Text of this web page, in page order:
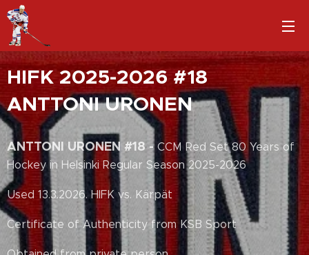
HIFK 2025-2026 #18
ANTTONI URONEN
ANTTONI URONEN #18 - CCM Red Set 80 Years of
Hockey in Helsinki Regular Season 2025-2026
Used 13.3.2026. HIFK vs. Kärpät
Certificate of Authenticity from KSB Sport